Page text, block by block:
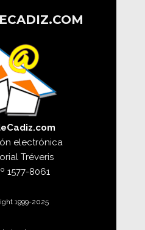
electrónica
Tréveris
1577-8061
1999-2025